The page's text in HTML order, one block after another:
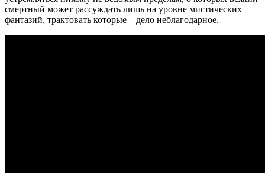
смертный может рассуждать лишь на уровне мистических
фантазий, трактовать которые – дело неблагодарное.